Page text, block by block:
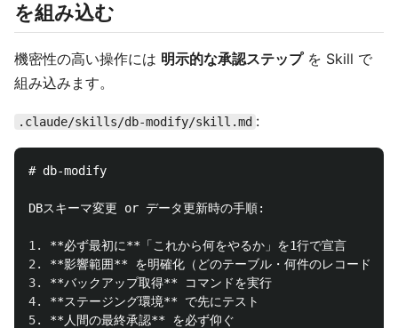
を組み込む
機密性の高い操作には 明示的な承認ステップを Skill で
組み込みます。
.claude/skills/db-modify/skill.md :
# db-modify
1. **必ず最初に**
2.
**影響範囲**
3.
**バックアップ取得**
4.
**ステージング環境**
5.
**人間の最終承認**